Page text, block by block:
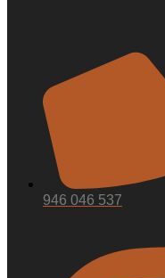
946 046 537